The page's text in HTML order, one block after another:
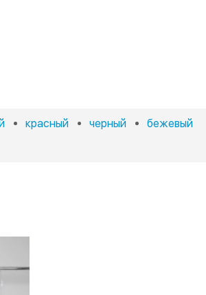
красный черный
бежевый